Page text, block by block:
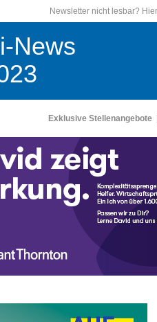
Newsletter nicht lesbar?
News
Exklusive Stellenangebote|